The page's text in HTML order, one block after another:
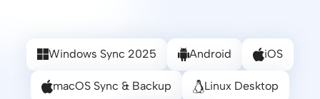
Windows Sync 2025 Android iOS
macOS Sync & Backup Linux Desktop